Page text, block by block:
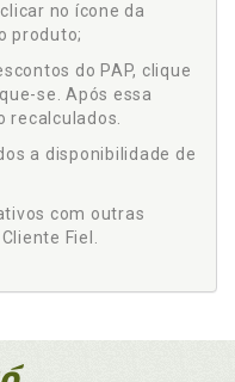
no ícone da
produto;
do PAP, clique
se. Após essa
recalculados.
a disponibilidade de
com outras
Fiel.